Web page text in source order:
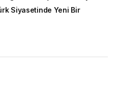
Siyasetinde Yeni Bir